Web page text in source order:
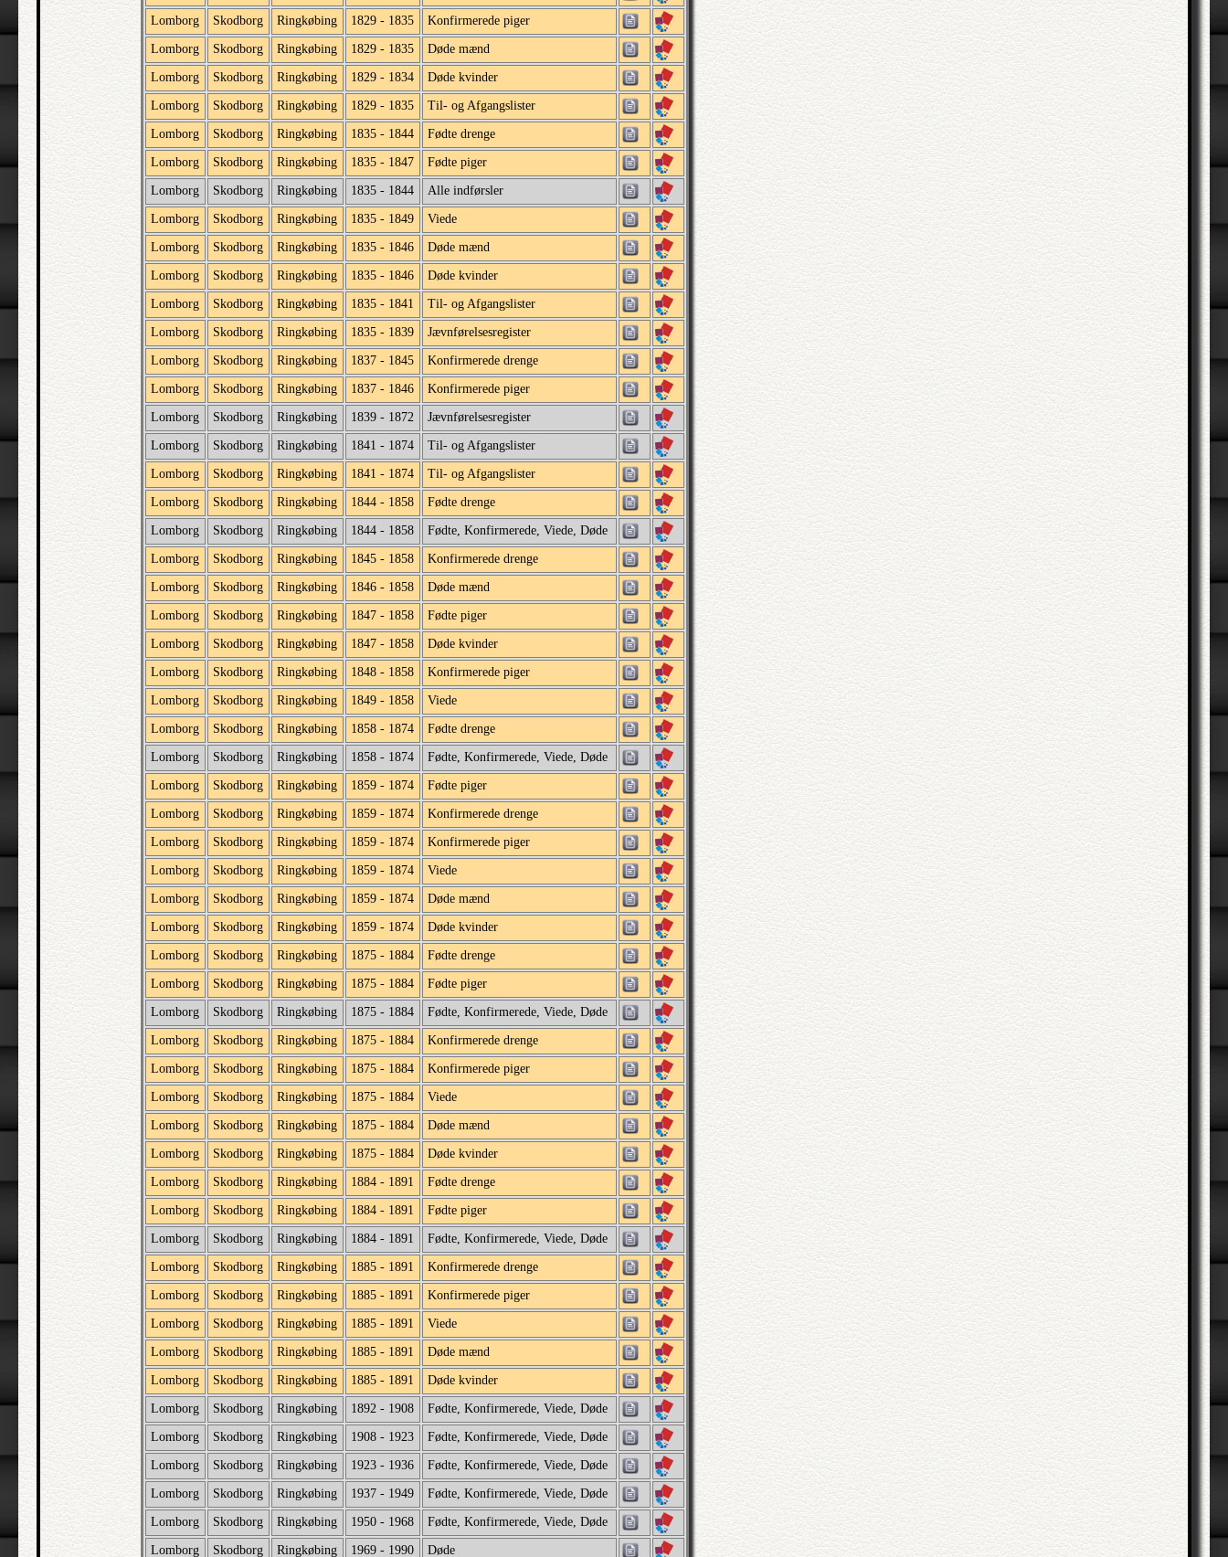
Lomborg Skodborg Ringkøbing 1829 - 1835 Konfirmerede piger
Lomborg Skodborg Ringkøbing 1829 - 1835 Døde mænd
Lomborg Skodborg Ringkøbing 1829 - 1834 Døde kvinder
Lomborg Skodborg Ringkøbing 1829 - 1835 Til- og Afgangslister
Lomborg Skodborg Ringkøbing 1835 - 1844 Fødte drenge
Lomborg Skodborg Ringkøbing 1835 - 1847 Fødte piger
Lomborg Skodborg Ringkøbing 1835 - 1844 Alle indførsler
Lomborg Skodborg Ringkøbing 1835 - 1849 Viede
Lomborg Skodborg Ringkøbing 1835 - 1846 Døde mænd
Lomborg Skodborg Ringkøbing 1835 - 1846 Døde kvinder
Lomborg Skodborg Ringkøbing 1835 - 1841 Til- og Afgangslister
Lomborg Skodborg Ringkøbing 1835 - 1839 Jævnførelsesregister
Lomborg Skodborg Ringkøbing 1837 - 1845 Konfirmerede drenge
Lomborg Skodborg Ringkøbing 1837 - 1846 Konfirmerede piger
Lomborg Skodborg Ringkøbing 1839 - 1872 Jævnførelsesregister
Lomborg Skodborg Ringkøbing 1841 - 1874 Til- og Afgangslister
Lomborg Skodborg Ringkøbing 1841 - 1874 Til- og Afgangslister
Lomborg Skodborg Ringkøbing 1844 - 1858 Fødte drenge
Lomborg Skodborg Ringkøbing 1844 - 1858 Fødte, Konfirmerede, Viede, Døde
Lomborg Skodborg Ringkøbing 1845 - 1858 Konfirmerede drenge
Lomborg Skodborg Ringkøbing 1846 - 1858 Døde mænd
Lomborg Skodborg Ringkøbing 1847 - 1858 Fødte piger
Lomborg Skodborg Ringkøbing 1847 - 1858 Døde kvinder
Lomborg Skodborg Ringkøbing 1848 - 1858 Konfirmerede piger
Lomborg Skodborg Ringkøbing 1849 - 1858 Viede
Lomborg Skodborg Ringkøbing 1858 - 1874 Fødte drenge
Lomborg Skodborg Ringkøbing 1858 - 1874 Fødte, Konfirmerede, Viede, Døde
Lomborg Skodborg Ringkøbing 1859 - 1874 Fødte piger
Lomborg Skodborg Ringkøbing 1859 - 1874 Konfirmerede drenge
Lomborg Skodborg Ringkøbing 1859 - 1874 Konfirmerede piger
Lomborg Skodborg Ringkøbing 1859 - 1874 Viede
Lomborg Skodborg Ringkøbing 1859 - 1874 Døde mænd
Lomborg Skodborg Ringkøbing 1859 - 1874 Døde kvinder
Lomborg Skodborg Ringkøbing 1875 - 1884 Fødte drenge
Lomborg Skodborg Ringkøbing 1875 - 1884 Fødte piger
Lomborg Skodborg Ringkøbing 1875 - 1884 Fødte, Konfirmerede, Viede, Døde
Lomborg Skodborg Ringkøbing 1875 - 1884 Konfirmerede drenge
Lomborg Skodborg Ringkøbing 1875 - 1884 Konfirmerede piger
Lomborg Skodborg Ringkøbing 1875 - 1884 Viede
Lomborg Skodborg Ringkøbing 1875 - 1884 Døde mænd
Lomborg Skodborg Ringkøbing 1875 - 1884 Døde kvinder
Lomborg Skodborg Ringkøbing 1884 - 1891 Fødte drenge
Lomborg Skodborg Ringkøbing 1884 - 1891 Fødte piger
Lomborg Skodborg Ringkøbing 1884 - 1891 Fødte, Konfirmerede, Viede, Døde
Lomborg Skodborg Ringkøbing 1885 - 1891 Konfirmerede drenge
Lomborg Skodborg Ringkøbing 1885 - 1891 Konfirmerede piger
Lomborg Skodborg Ringkøbing 1885 - 1891 Viede
Lomborg Skodborg Ringkøbing 1885 - 1891 Døde mænd
Lomborg Skodborg Ringkøbing 1885 - 1891 Døde kvinder
Lomborg Skodborg Ringkøbing 1892 - 1908 Fødte, Konfirmerede, Viede, Døde
Lomborg Skodborg Ringkøbing 1908 - 1923 Fødte, Konfirmerede, Viede, Døde
Lomborg Skodborg Ringkøbing 1923 - 1936 Fødte, Konfirmerede, Viede, Døde
Lomborg Skodborg Ringkøbing 1937 - 1949 Fødte, Konfirmerede, Viede, Døde
Lomborg Skodborg Ringkøbing 1950 - 1968 Fødte, Konfirmerede, Viede, Døde
Lomborg Skodborg Ringkøbing 1969 - 1990 Døde